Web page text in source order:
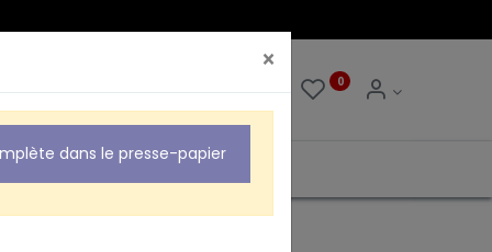
0
×
dans le presse-papier